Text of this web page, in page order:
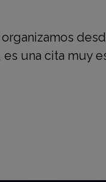
una cita muy